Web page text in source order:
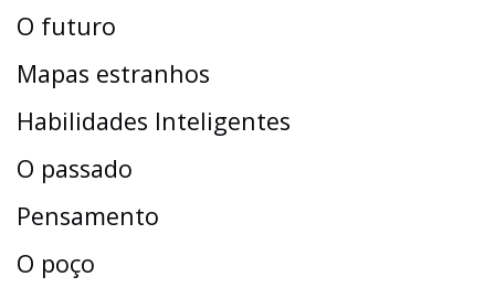
O futuro
Mapas estranhos
Habilidades Inteligentes
O passado
Pensamento
O poço